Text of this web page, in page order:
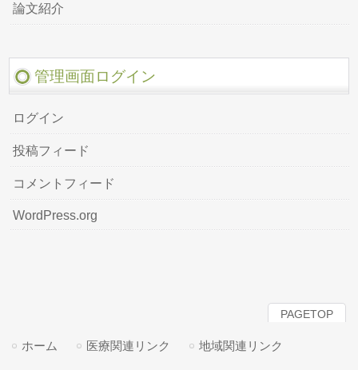
論文紹介
管理画面ログイン
ログイン
投稿フィード
コメントフィード
WordPress.org
PAGETOP
ホーム 医療関連リンク 地域関連リンク